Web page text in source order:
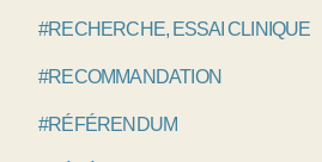
#RECHERCHE, ESSAI CLINIQUE
#RECOMMANDATION
#RÉFÉRENDUM